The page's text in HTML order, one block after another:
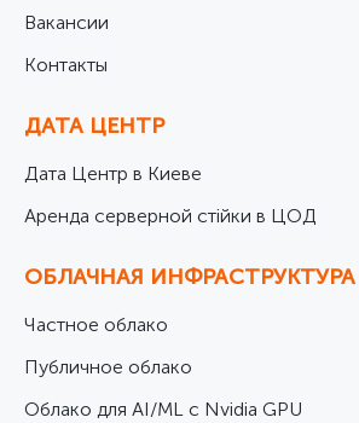
Вакансии
Контакты
ДАТА ЦЕНТР
Дата Центр в Киеве
Аренда серверной стійки в ЦОД
ОБЛАЧНАЯ ИНФРАСТРУКТУРА
Частное облако
Публичное облако
Облако для AI/ML с Nvidia GPU